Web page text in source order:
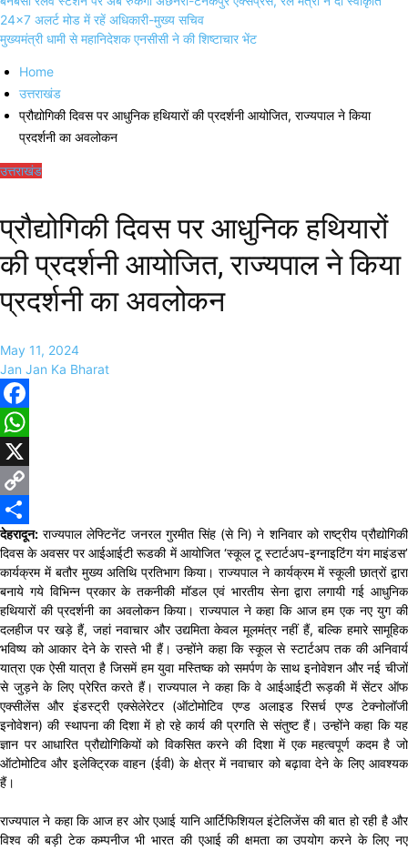
24×7 अलर्ट मोड में रहें अधिकारी-मुख्य सचिव
मुख्यमंत्री धामी से महानिदेशक एनसीसी ने की शिष्टाचार भेंट
Home
उत्तराखंड
प्रौद्योगिकी दिवस पर आधुनिक हथियारों की प्रदर्शनी आयोजित, राज्यपाल ने किया
प्रदर्शनी का अवलोकन
उत्तराखंड
प्रौद्योगिकी दिवस पर आधुनिक हथियारों
की प्रदर्शनी आयोजित, राज्यपाल ने किया
प्रदर्शनी का अवलोकन
May 11, 2024
Jan Jan Ka Bharat
Facebook
WhatsApp
X
Copy
Link
Share
देहरादून: राज्यपाल लेफ्टिनेंट जनरल गुरमीत सिंह (से नि) ने शनिवार को राष्ट्रीय प्रौद्योगिकी
दिवस के अवसर पर आईआईटी रूडकी में आयोजित ‘स्कूल टू स्टार्टअप-इग्नाइटिंग यंग माइंडस’
कार्यक्रम में बतौर मुख्य अतिथि प्रतिभाग किया। राज्यपाल ने कार्यक्रम में स्कूली छात्रों द्वारा
बनाये गये विभिन्न प्रकार के तकनीकी मॉडल एवं भारतीय सेना द्वारा लगायी गई आधुनिक
हथियारों की प्रदर्शनी का अवलोकन किया। राज्यपाल ने कहा कि आज हम एक नए युग की
दलहीज पर खड़े हैं, जहां नवाचार और उद्यमिता केवल मूलमंत्र नहीं हैं, बल्कि हमारे सामूहिक
भविष्य को आकार देने के रास्ते भी हैं। उन्होंने कहा कि स्कूल से स्टार्टअप तक की अनिवार्य
यात्रा एक ऐसी यात्रा है जिसमें हम युवा मस्तिष्‍क को समर्पण के साथ इनोवेशन और नई चीजों
से जुड़ने के लिए प्रेरित करते हैं। राज्यपाल ने कहा कि वे आईआईटी रूड़की में सेंटर ऑफ
एक्सीलेंस और इंडस्ट्री एक्सेलेरेटर (ऑटोमोटिव एण्ड अलाइड रिसर्च एण्ड टेक्नोलॉजी
इनोवेशन) की स्थापना की दिशा में हो रहे कार्य की प्रगति से संतुष्ट हैं। उन्होंने कहा कि यह
ज्ञान पर आधारित प्रौद्योगिकियों को विकसित करने की दिशा में एक महत्वपूर्ण कदम है जो
ऑटोमोटिव और इलेक्ट्रिक वाहन (ईवी) के क्षेत्र में नवाचार को बढ़ावा देने के लिए आवश्यक
हैं।
राज्यपाल ने कहा कि आज हर ओर एआई यानि आर्टिफिशियल इंटेलिजेंस की बात हो रही है और
विश्व की बड़ी टेक कम्पनीज भी भारत की एआई की क्षमता का उपयोग करने के लिए नए